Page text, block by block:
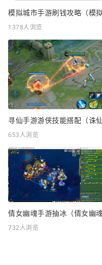
1378人浏览
653人浏览
732人浏览